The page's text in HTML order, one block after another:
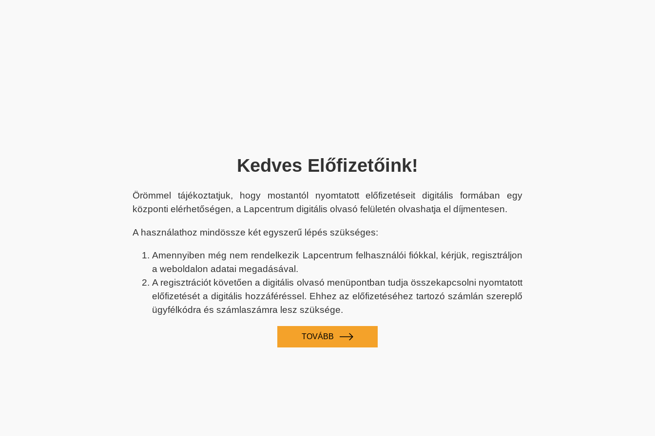
Kedves Előfizetőink!
Örömmel tájékoztatjuk, hogy mostantól nyomtatott előfizetéseit digitális formában egy
központi elérhetőségen, a Lapcentrum digitális olvasó felületén olvashatja el díjmentesen.
A használathoz mindössze két egyszerű lépés szükséges:
Amennyiben még nem rendelkezik Lapcentrum felhasználói fiókkal, kérjük, regisztráljon
a weboldalon adatai megadásával.
A regisztrációt követően a digitális olvasó menüpontban tudja összekapcsolni nyomtatott
előfizetését a digitális hozzáféréssel. Ehhez az előfizetéséhez tartozó számlán szereplő
ügyfélkódra és számlaszámra lesz szüksége.
TOVÁBB